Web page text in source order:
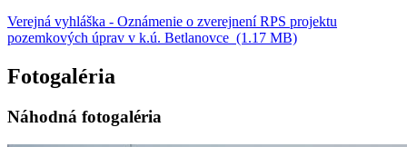
Verejná vyhláška - Oznámenie o zverejnení RPS projektu
pozemkových úprav v k.ú. Betlanovce (1.17 MB)
Fotogaléria
Náhodná fotogaléria